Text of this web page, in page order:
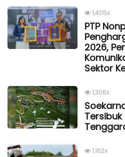
1,405x
PTP
2026,
Sektor
1,306x
1,162x